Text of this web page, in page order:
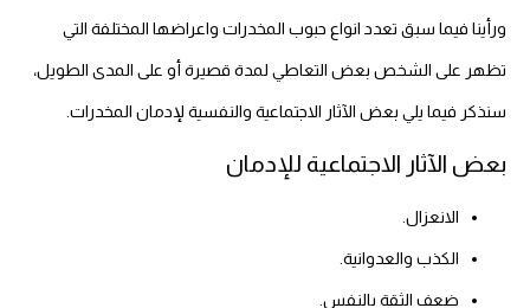
ورأينا فيما سبق تعدد انواع حبوب المخدرات واعراضها المختلفة التي
تظهر على الشخص بعض التعاطي لمدة قصيرة أو على المدى الطويل،
سنذكر فيما يلي بعض الآثار الاجتماعية والنفسية لإدمان المخدرات.
بعض الآثار الاجتماعية للإدمان
الانعزال.
الكذب والعدوانية.
ضعف الثقة بالنفس.